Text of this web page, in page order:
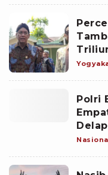
Akan
Polri